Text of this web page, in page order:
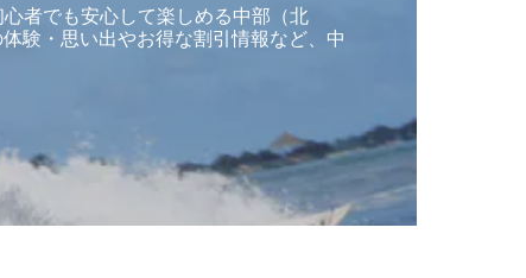
者でも安心して楽しめる中部（北
験・思い出やお得な割引情報など、中